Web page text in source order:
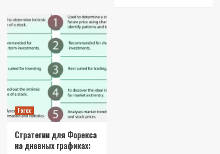
Forex
Стратегии для Форекса
на дневных графиках: